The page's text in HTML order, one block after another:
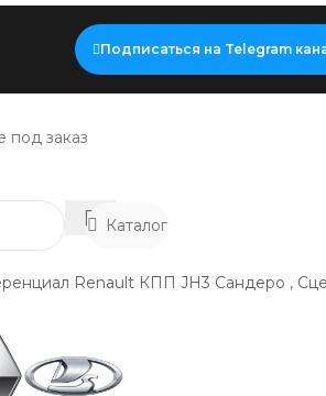
Подписаться на Telegram
под заказ
Каталог
Renault КПП JH3 Сандеро ,